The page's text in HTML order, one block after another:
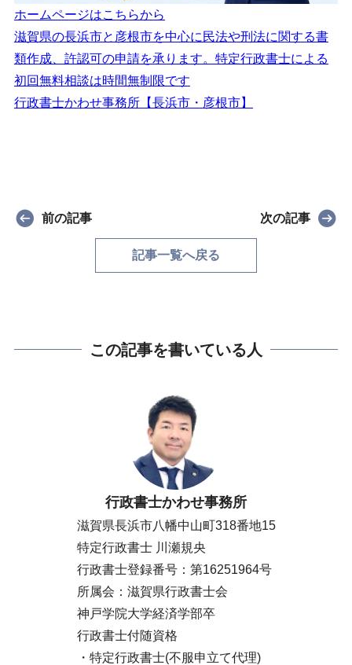
ホームページはこちらから
滋賀県の長浜市と彦根市を中心に民法や刑法に関する書
類作成、許認可の申請を承ります。特定行政書士による
初回無料相談は時間無制限です
行政書士かわせ事務所【長浜市・彦根市】
前の記事
記事一覧へ戻る
次の記事
この記事を書いている人
行政書士かわせ事務所
滋賀県長浜市八幡中山町318番地15
特定行政書士 川瀬規央
行政書士登録番号：第16251964号
所属会：滋賀県行政書士会
神戸学院大学経済学部卒
行政書士付随資格
・特定行政書士(不服申立て代理)